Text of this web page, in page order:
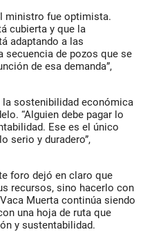
ministro fue optimista.
cubierta y que la
adaptando a las
secuencia de pozos que se
de esa demanda”,
sostenibilidad económica
“Alguien debe pagar lo
Ese es el único
serio y duradero”,
foro dejó en claro que
recursos, sino hacerlo con
Muerta continúa siendo
una hoja de ruta que
y sustentabilidad.